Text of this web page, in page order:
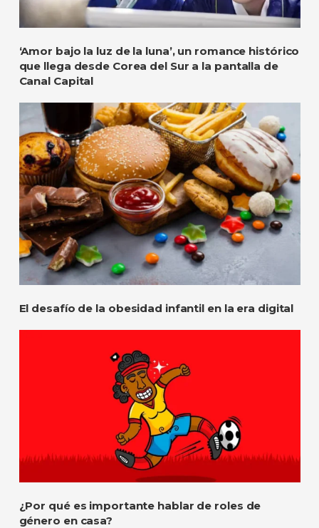
‘Amor bajo la luz de la luna’, un romance histórico
que llega desde Corea del Sur a la pantalla de
Canal Capital
El desafío de la obesidad infantil en la era digital
¿Por qué es importante hablar de roles de
género en casa?